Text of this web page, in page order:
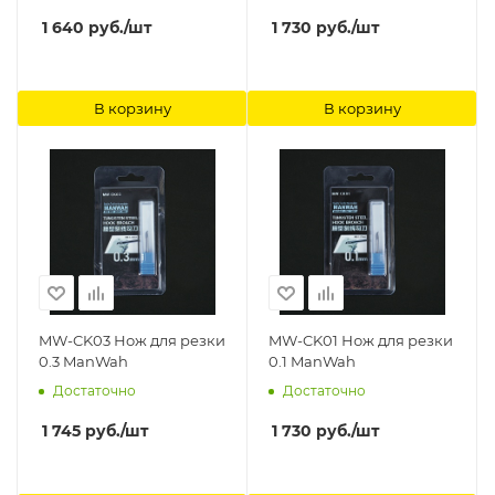
1 640 руб./шт
В корзину
1 730 руб./шт
В корзину
MW-CK03 Нож для резки
0.3 ManWah
Достаточно
1 745 руб./шт
MW-CK01 Нож для резки
0.1 ManWah
Достаточно
1 730 руб./шт